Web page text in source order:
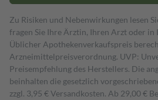
Zu Risiken und Nebenwirkungen lesen
fragen Sie Ihre Ärztin, Ihren Arzt oder in
Üblicher Apothekenverkaufspreis
Arzneimittelpreisverordnung. UVP:
Preisempfehlung des Herstellers. Die
beinhalten die gesetzlich
zzgl. 3,95 € Versandkosten. Ab 29,00 €